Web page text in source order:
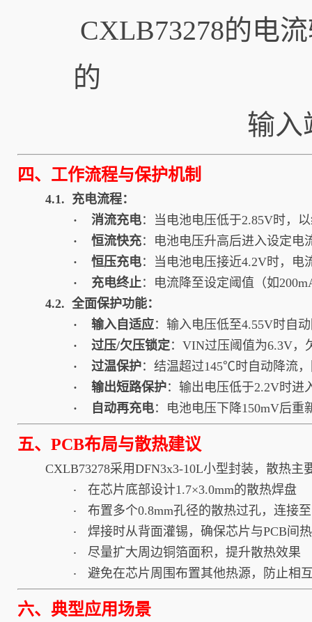
CXLB73278的电
的
输入端
四、工作流程与保护机制
4.1. 充电流程：
· 消流充电：当电池电压低于2.85V时，
· 恒流快充：电池电压升高后进入设定电
· 恒压充电：当电池电压接近4.2V时，电
· 充电终止 ：电流降至设定阈值（如
4.2. 全面保护功能：
· 输入自适应：输入电压低至4.55V时自
· 过压/欠压锁定：VIN过压阈值为6.3V，
· 过温保护：结温超过145℃时自动降流
· 输出短路保护：输出电压低于2.2V时进
· 自动再充电：电池电压下降150mV后重
五、PCB布局与散热建议
CXLB73278采用DFN3x3-10L小型封装，散热主
· 在芯片底部设计1.7×3.0mm的散热焊盘
· 布置多个0.8mm孔径的散热过孔，连接
· 焊接时从背面灌锡，确保芯片与PCB间
· 尽量扩大周边铜箔面积，提升散热效果
· 避免在芯片周围布置其他热源，防止相
六、典型应用场景